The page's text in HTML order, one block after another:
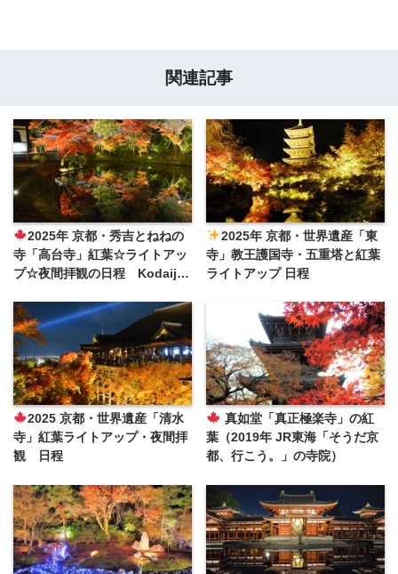
関連記事
2025年 京都・秀吉とねねの
寺「高台寺」紅葉☆ライトアッ
プ☆夜間拝観の日程 Kodaiji
2025年 京都・世界遺産「東
寺」教王護国寺・五重塔と紅葉
ライトアップ 日程
2025 京都・世界遺産「清水
寺」紅葉ライトアップ・夜間拝
観 日程
真如堂「真正極楽寺」の紅
葉（2019年 JR東海「そうだ京
都、行こう。」の寺院）